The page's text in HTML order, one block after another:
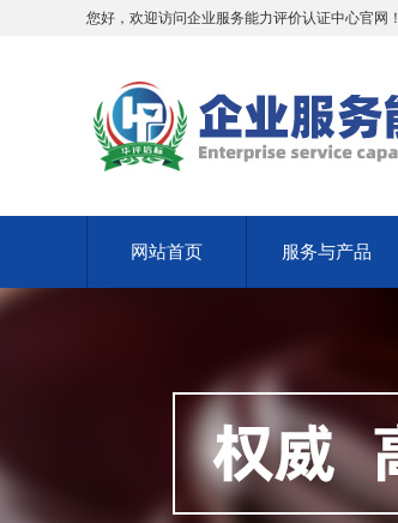
您好，欢迎访问企业服务能力评价认证中心官网！
网站首页 服务与产品